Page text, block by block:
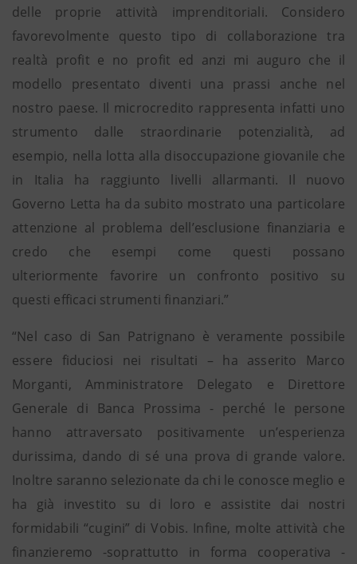
delle proprie attività imprenditoriali. Considero
favorevolmente questo tipo di collaborazione tra
realtà profit e no profit ed anzi mi auguro che il
modello presentato diventi una prassi anche nel
nostro paese. Il microcredito rappresenta infatti uno
strumento dalle straordinarie potenzialità, ad
esempio, nella lotta alla disoccupazione giovanile che
in Italia ha raggiunto livelli allarmanti. Il nuovo
Governo Letta ha da subito mostrato una particolare
attenzione al problema dell’esclusione finanziaria e
credo che esempi come questi possano
ulteriormente favorire un confronto positivo su
questi efficaci strumenti finanziari.”
“Nel caso di San Patrignano è veramente possibile
essere fiduciosi nei risultati – ha asserito Marco
Morganti, Amministratore Delegato e Direttore
Generale di Banca Prossima - perché le persone
hanno attraversato positivamente un’esperienza
durissima, dando di sé una prova di grande valore.
Inoltre saranno selezionate da chi le conosce meglio e
ha già investito su di loro e assistite dai nostri
formidabili “cugini” di Vobis. Infine, molte attività che
finanzieremo -soprattutto in forma cooperativa -